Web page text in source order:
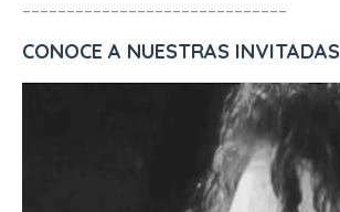
------------------------------
CONOCE A NUESTRAS INVITADAS